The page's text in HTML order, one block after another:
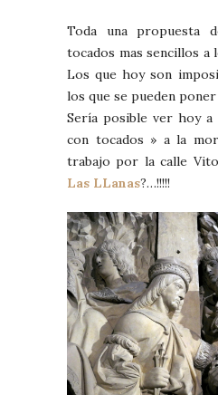
Toda una propuesta
tocados mas sencillos a
Los que hoy son
los que se pueden
Sería posible ver hoy a
con tocados » a la
trabajo por la calle
Las LLanas?…!!!!!